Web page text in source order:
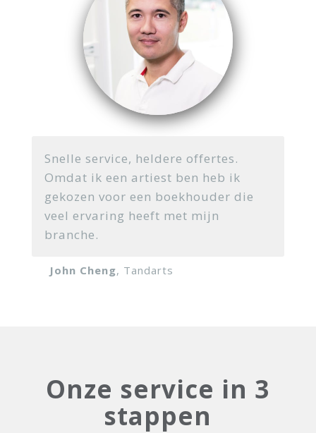
Snelle service, heldere offertes.
Omdat ik een artiest ben heb ik
gekozen voor een boekhouder die
veel ervaring heeft met mijn
branche.
John Cheng, Tandarts
Onze service in 3
stappen